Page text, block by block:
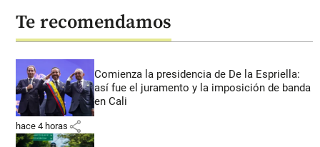
Te recomendamos
Comienza la presidencia de De la Espriella:
así fue el juramento y la imposición de banda
en Cali
hace 4 horas share